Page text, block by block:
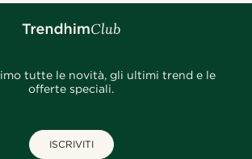
tutte le novità, gli ultimi trend e le
offerte speciali.
ISCRIVITI